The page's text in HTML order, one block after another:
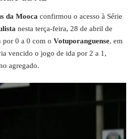
da Mooca confirmou o acesso à Série
nesta terça-feira, 28 de abril de
por 0 a 0 com o Votuporanguense, em
vencido o jogo de ida por 2 a 1,
agregado.